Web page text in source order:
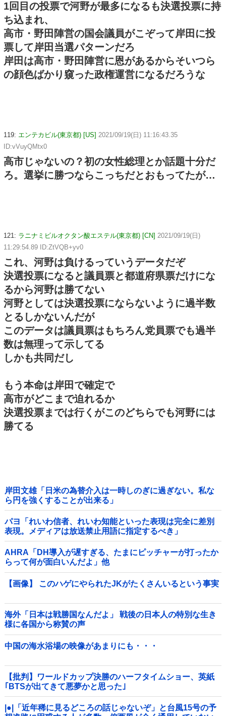
1回目の投票で河野が最多になるも決選投票に持
ち込まれ、
高市・野田陣営の国会議員がこぞって岸田に投
票して岸田当選パターンだろ
岸田は高市・野田陣営に恩があるからそいつら
の顔色ばかり窺った政権運営になるだろうな
119: エンテカビル(東京都) [US] 2021/09/19(日) 11:16:43.35
ID:vVuyQMtx0
高市じゃないの？初の女性総理とか話題十分だ
ろ。選挙に勝つならこっちだとおもってたが…
121: ラニナミビルオクタン酸エステル(東京都) [CN] 2021/09/19(日)
11:29:54.89 ID:ZtVQB+yv0
これ、河野は負けるっていうデータだぞ
決選投票になると議員票と都道府県票だけにな
るから河野は勝てない
河野としては決選投票にならないように過半数
とるしかないんだが
このデータは議員票はもちろん党員票でも過半
数は無理って示してる
しかも共同だし
もう本命は岸田で確定で
高市がどこまで迫れるか
決選投票までは行くがこのどちらでも河野には
勝てる
岸田文雄「日米の為替介入は一時しのぎに過ぎない。私な
ら円を強くすることが出来る」
パヨ「れいわ信者、れいわ知能といった表現は完全に差別
表現。メディアは放送禁止用語に指定するべき」
AHRA「DH導入が遅すぎる、たまにピッチャーが打ったか
らって何が面白いんだよ」他
【画像】 このハゲにやられたJKがたくさんいるという事実
海外「日本は戦勝国なんだよ」 戦後の日本人の特別な生き
様に各国から称賛の声
中国の海水浴場の映像があまりにも・・・
【批判】ワールドカップ決勝のハーフタイムショー、英紙
｢BTSが出てきて悪夢かと思った｣
|●|「近年稀に見るどころの話じゃないぞ」と台風15号の予